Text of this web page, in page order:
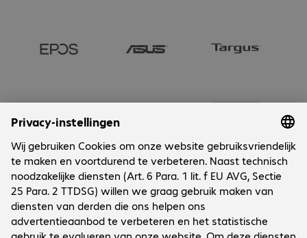
Onderneming